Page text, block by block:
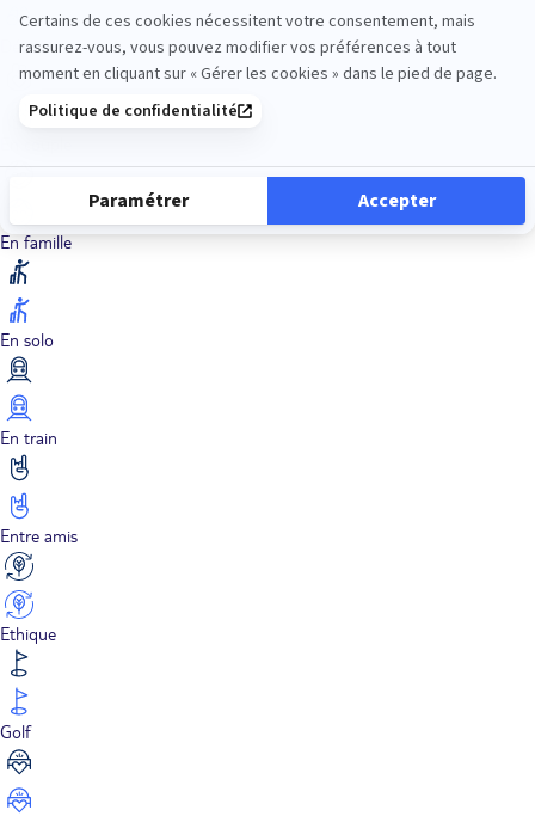
Découverte
En famille
En solo
En train
Entre amis
Ethique
Golf